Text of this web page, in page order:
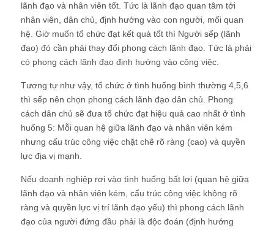
lãnh đạo và nhân viên tốt. Tức là lãnh đạo quan tâm tới
nhân viên, dân chủ, định hướng vào con người, mối quan
hệ. Giờ muốn tổ chức đạt kết quả tốt thì Người sếp (lãnh
đạo) đó cần phải thay đổi phong cách lãnh đạo. Tức là phải
có phong cách lãnh đạo định hướng vào công việc.
Tương tự như vậy, tổ chức ở tình huống bình thường 4,5,6
thì sếp nên chọn phong cách lãnh đạo dân chủ. Phong
cách dân chủ sẽ đưa tổ chức đạt hiệu quả cao nhất ở tình
huống 5: Mỗi quan hệ giữa lãnh đạo và nhân viên kém
nhưng cấu trúc công việc chặt chẽ rõ ràng (cao) và quyền
lực địa vị mạnh.
Nếu doanh nghiệp rơi vào tình huống bất lợi (quan hệ giữa
lãnh đạo và nhân viên kém, cấu trúc công việc không rõ
ràng và quyền lực vị trí lãnh đạo yếu) thì phong cách lãnh
đạo của người đứng đầu phải là độc đoán (định hướng